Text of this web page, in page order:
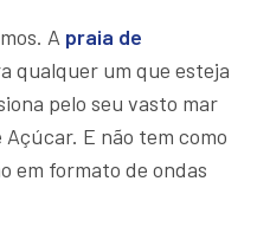
A praia de
qualquer um que esteja
pelo seu vasto mar
E não tem como
em formato de ondas